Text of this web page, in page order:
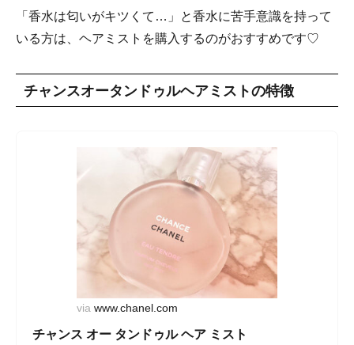
「香水は匂いがキツくて…」と香水に苦手意識を持って
いる方は、ヘアミストを購入するのがおすすめです♡
チャンスオータンドゥルヘアミストの特徴
via www.chanel.com
チャンス オー タンドゥル ヘア ミスト